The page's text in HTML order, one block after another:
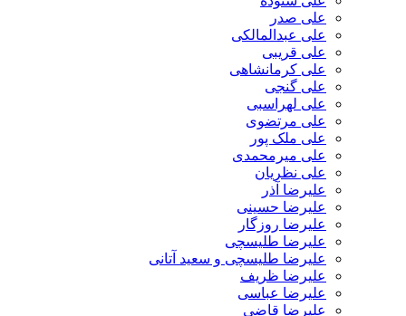
علی صدر
علی عبدالمالکی
علی قریبی
علی کرمانشاهی
علی گنجی
علی لهراسبی
علی مرتضوی
علی ملک پور
علی میرمحمدی
علی نظریان
علیرضا آذر
علیرضا حسینی
علیرضا روزگار
علیرضا طلیسچی
علیرضا طلیسچی و سعید آتانی
علیرضا ظریف
علیرضا عباسی
علیرضا قاضی